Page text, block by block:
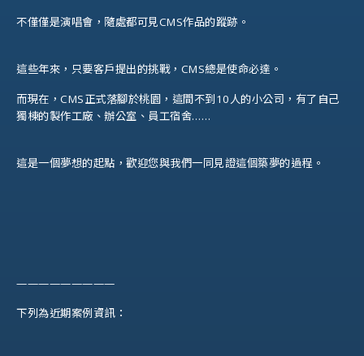
不僅僅是演唱會，隨處都可見CMS作品的蹤跡。
這些年來，只要客戶提出的挑戰，CMS總是使命必達。
而現在，CMS正式落腳於桃園，這間不到10人的小公司，有了自己
獨棟的製作工廠、辦公室、員工宿舍……
這是一個夢想的起點，歡迎您與我們一同見證這個築夢的過程。
—————————
下列為近期案例資訊：